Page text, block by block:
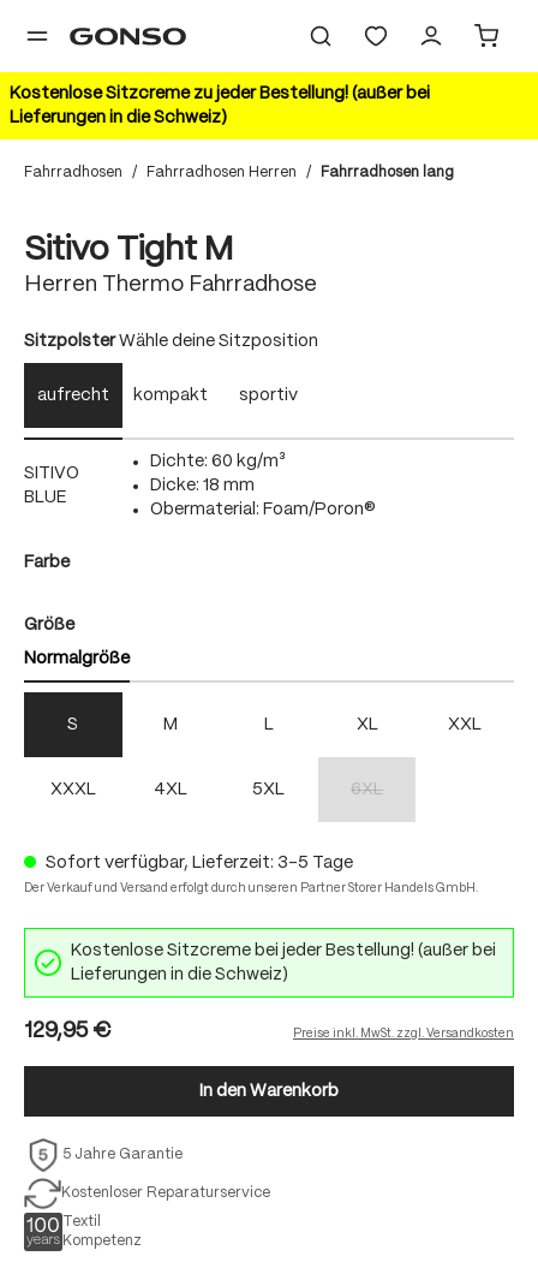
springen
Kostenlose Sitzcreme zu jeder Bestellung! (außer bei
Lieferungen in die Schweiz)
Fahrradhosen / Fahrradhosen Herren / Fahrradhosen lang
Sitivo Tight M
Herren Thermo Fahrradhose
Sitzpolsterauswählen
Wähle deine Sitzposition
aufrecht kompakt sportiv
SITIVO
BLUE
Dichte: 60 kg/m³
Dicke: 18 mm
Obermaterial: Foam/Poron®
Farbeauswählen
Größeauswählen
Normalgröße
S M L XL XXL
XXXL 4XL 5XL 6XL
Sofort verfügbar, Lieferzeit: 3-5 Tage
Der Verkauf und Versand erfolgt durch unseren Partner Storer Handels GmbH.
Kostenlose Sitzcreme bei jeder Bestellung! (außer bei
Lieferungen in die Schweiz)
129,95 € Preise inkl. MwSt. zzgl. Versandkosten
In den Warenkorb
5 Jahre Garantie
Kostenloser Reparaturservice
Textil
Kompetenz